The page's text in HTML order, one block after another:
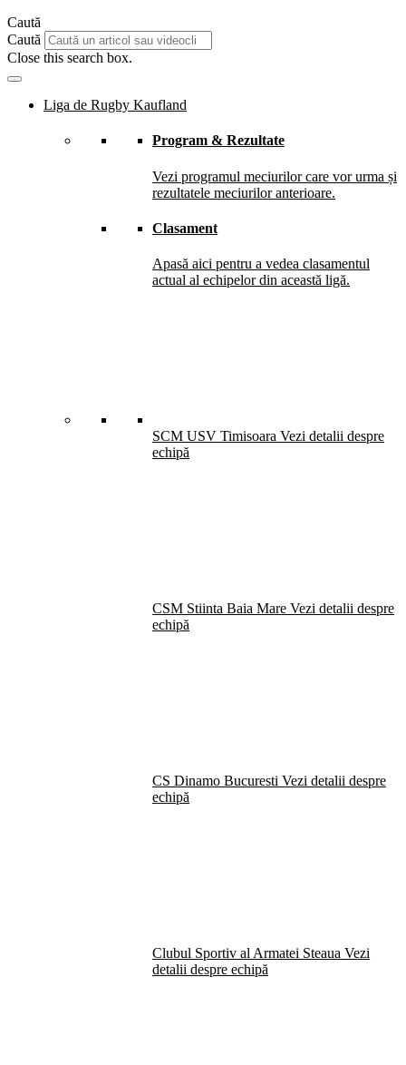
Caută
Caută
Close this search box.
Liga de Rugby Kaufland
Program & Rezultate
Vezi programul meciurilor care vor urma și
rezultatele meciurilor anterioare.
Clasament
Apasă aici pentru a vedea clasamentul
actual al echipelor din această ligă.
SCM USV Timisoara Vezi detalii despre
echipă
CSM Stiinta Baia Mare Vezi detalii despre
echipă
CS Dinamo Bucuresti Vezi detalii despre
echipă
Clubul Sportiv al Armatei Steaua Vezi
detalii despre echipă